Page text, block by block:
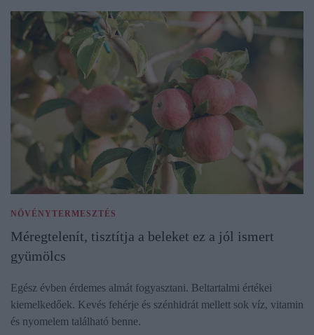
NÖVÉNYTERMESZTÉS
Méregtelenít, tisztítja a beleket ez a jól ismert
gyümölcs
Egész évben érdemes almát fogyasztani. Beltartalmi értékei
kiemelkedőek. Kevés fehérje és szénhidrát mellett sok víz, vitamin
és nyomelem található benne.